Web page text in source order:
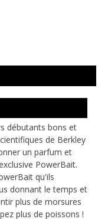
débutants bons et
de Berkley
un parfum et
PowerBait.
qu'ils
donnant le temps et
plus de morsures
plus de poissons !